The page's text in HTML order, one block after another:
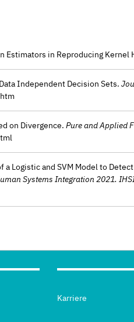
Estimators in Reproducing Kernel
Independent Decision Sets.
on Divergence. Pure and Applied
Logistic and SVM Model to
Systems Integration 2021.
Karriere